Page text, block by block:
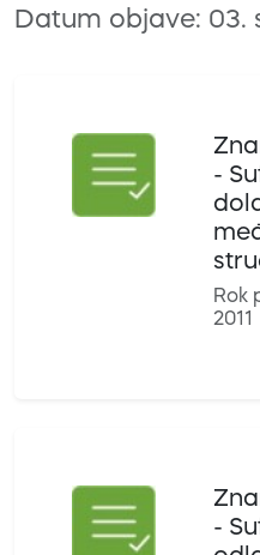
Datum objave: 03.
-
Rok
2011
-